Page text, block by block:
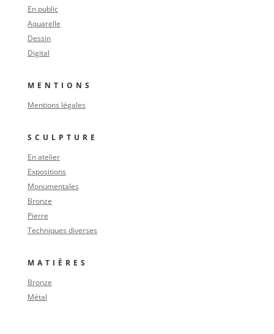
En public
Aquarelle
Dessin
Digital
MENTIONS
Mentions légales
SCULPTURE
En atelier
Expositions
Monumentales
Bronze
Pierre
Techniques diverses
MATIÈRES
Bronze
Métal